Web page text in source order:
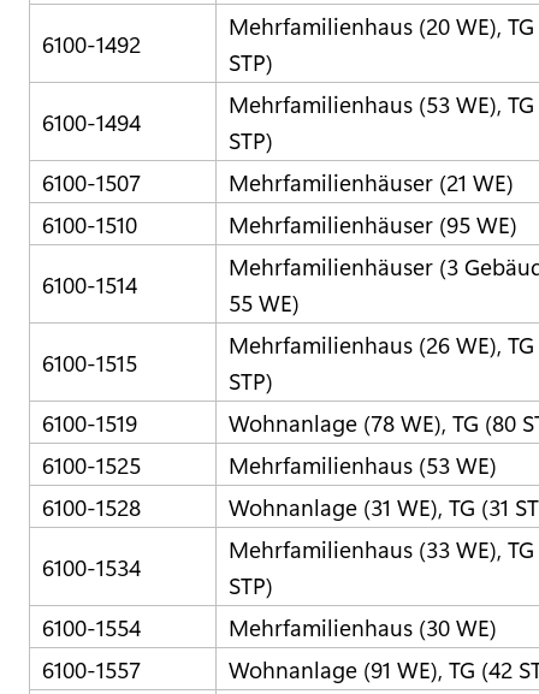
6100-1492
Mehrfamilienhaus (20 WE),
STP)
6100-1494
Mehrfamilienhaus (53 WE), TG
STP)
6100-1507
Mehrfamilienhäuser (21 WE)
6100-1510
Mehrfamilienhäuser (95 WE)
6100-1514
Mehrfamilienhäuser (3
55 WE)
6100-1515
Mehrfamilienhaus (26 WE), TG
STP)
6100-1519
Wohnanlage (78 WE), TG (80
6100-1525
Mehrfamilienhaus (53 WE)
6100-1528
Wohnanlage (31 WE), TG (31
6100-1534
Mehrfamilienhaus (33 WE),
STP)
6100-1554
Mehrfamilienhaus (30 WE)
6100-1557
Wohnanlage (91 WE), TG (42